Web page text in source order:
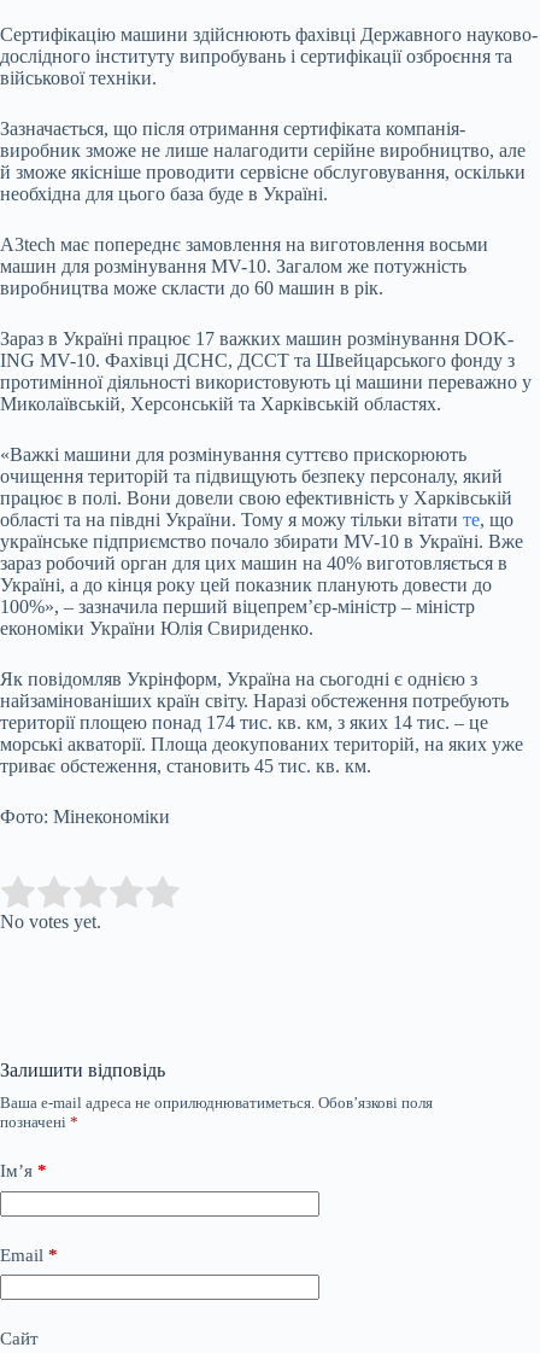
Сертифікацію машини здійснюють фахівці Державного науково-
дослідного інституту випробувань і сертифікації озброєння та
військової техніки.
Зазначається, що після отримання сертифіката компанія-
виробник зможе не лише налагодити серійне виробництво, але
й зможе якісніше проводити сервісне обслуговування, оскільки
необхідна для цього база буде в Україні.
A3tech має попереднє замовлення на виготовлення восьми
машин для розмінування MV-10. Загалом же потужність
виробництва може скласти до 60 машин в рік.
Зараз в Україні працює 17 важких машин розмінування DOK-
ING MV-10. Фахівці ДСНС, ДССТ та Швейцарського фонду з
протимінної діяльності використовують ці машини переважно у
Миколаївській, Херсонській та Харківській областях.
«Важкі машини для розмінування суттєво прискорюють
очищення територій та підвищують безпеку персоналу, який
працює в полі. Вони довели свою ефективність у Харківській
області та на півдні України. Тому я можу тільки вітати те, що
українське підприємство почало збирати MV-10 в Україні. Вже
зараз робочий орган для цих машин на 40% виготовляється в
Україні, а до кінця року цей показник планують довести до
100%», – зазначила перший віцепрем’єр-міністр – міністр
економіки України Юлія Свириденко.
Як повідомляв Укрінформ, Україна на сьогодні є однією з
найзамінованіших країн світу. Наразі обстеження потребують
території площею понад 174 тис. кв. км, з яких 14 тис. – це
морські акваторії. Площа деокупованих територій, на яких уже
триває обстеження, становить 45 тис. кв. км.
Фото: Мінекономіки
Rate this item:
No votes yet.
Залишити відповідь
Ваша e-mail адреса не оприлюднюватиметься. Обов’язкові поля
позначені *
Ім’я *
Email *
Сайт